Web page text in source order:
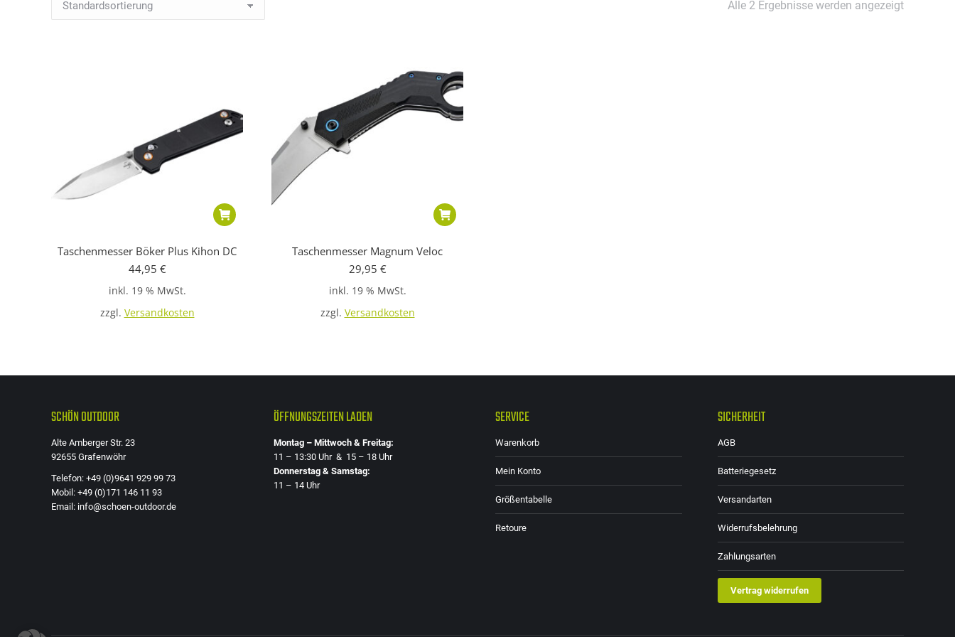
Alle 2 Ergebnisse werden angezeigt
Taschenmesser Böker Plus Kihon DC
44,95 €
inkl. 19 % MwSt.
zzgl. Versandkosten
Taschenmesser Magnum Veloc
29,95 €
inkl. 19 % MwSt.
zzgl. Versandkosten
SCHÖN OUTDOOR
Alte Amberger Str. 23
92655 Grafenwöhr
Telefon: +49 (0)9641 929 99 73
Mobil: +49 (0)171 146 11 93
Email: info@schoen-outdoor.de
ÖFFNUNGSZEITEN LADEN
Montag – Mittwoch & Freitag:
11 – 13:30 Uhr & 15 – 18 Uhr
Donnerstag & Samstag:
11 – 14 Uhr
SERVICE
Warenkorb
Mein Konto
Größentabelle
Retoure
SICHERHEIT
AGB
Batteriegesetz
Versandarten
Widerrufsbelehrung
Zahlungsarten
Vertrag widerrufen